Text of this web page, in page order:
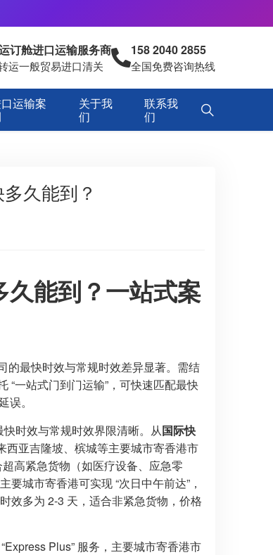
订舱进口运输服务商
运一般贸易进口清关
158 2040 2855
全国免费咨询热线
运输案
关于我
们
联系我
们
久能到？
能到？一站式案
的最快时效与常规时效差异显著。需结
“一站式门到门运输”，可快速匹配最快
。
快时效与常规时效界限清晰。从国际快
西亚吉隆坡、槟城等主要城市寄香港市
高紧急货物（如医疗设备、应急零
要城市寄香港可实现 “次日中午前达”，
效多为 2-3 天，适合非紧急货物，价格
Plus” 服务，主要城市寄香港市